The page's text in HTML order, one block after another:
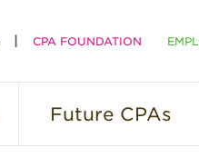
CPA FOUNDATION
Future CPAs